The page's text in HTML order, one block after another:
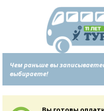
Чем раньше вы
выбираете!